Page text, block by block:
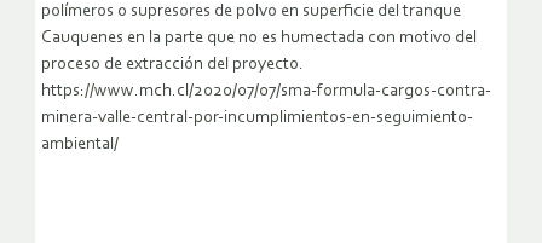
polímeros o supresores de polvo en superficie del tranque
Cauquenes en la parte que no es humectada con motivo del
proceso de extracción del proyecto.
https://www.mch.cl/2020/07/07/sma-formula-cargos-contra-
minera-valle-central-por-incumplimientos-en-seguimiento-
ambiental/